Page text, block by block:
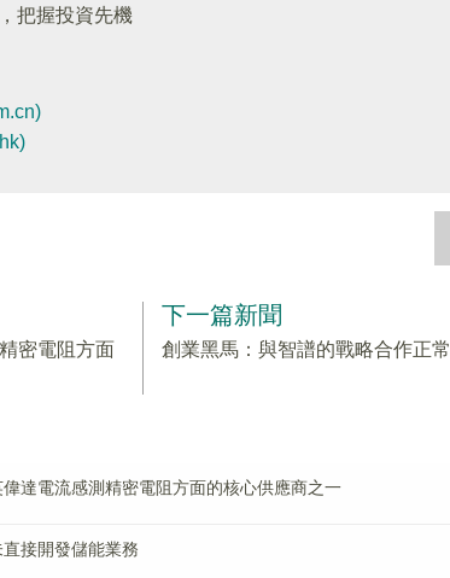
把握投資先機
密電阻方面
下一篇新聞
創業黑馬：與智譜的戰略合作正
達電流感測精密電阻方面的核心供應商之一
接開發儲能業務